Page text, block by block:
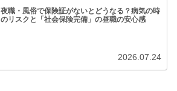
夜職・風俗で保険証がないとどうなる？病気の時
のリスクと「社会保険完備」の昼職の安心感
2026.07.24